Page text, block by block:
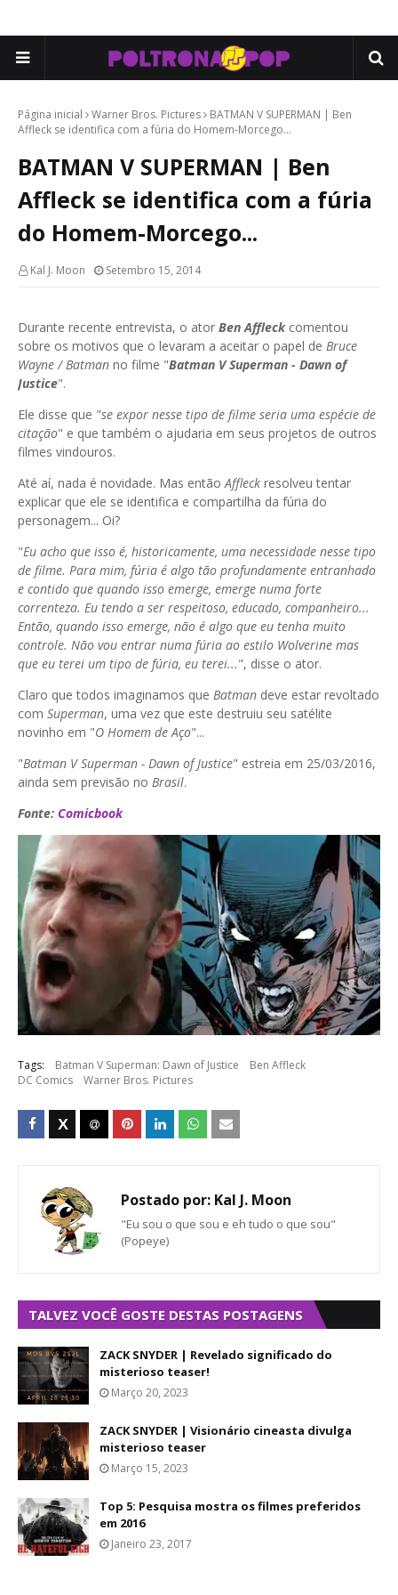
Página inicial Warner Bros. Pictures
BATMAN V SUPERMAN | Ben
Affleck se identifica com a fúria do Homem-Morcego...
BATMAN V SUPERMAN | Ben
Affleck se identifica com a fúria
do Homem-Morcego...
Kal J. Moon Setembro 15, 2014
Durante recente entrevista, o ator Ben Affleckcomentou
sobre os motivos que o levaram a aceitar o papel de Bruce
Wayne / Batman no filme "Batman V Superman - Dawn of
Justice".
Ele disse que "se expor nesse tipo de filme seria uma espécie de
citação" e que também o ajudaria em seus projetos de outros
filmes vindouros.
Até aí, nada é novidade. Mas entãoAffleck resolveu tentar
explicar que ele se identifica e compartilha da fúria do
personagem... Oi?
"Eu acho que isso é, historicamente, uma necessidade nesse tipo
de filme. Para mim, fúria é algo tão profundamente entranhado
e contido que quando isso emerge, emerge numa forte
correnteza. Eu tendo a ser respeitoso, educado, companheiro...
Então, quando isso emerge, não é algo que eu tenha muito
controle. Não vou entrar numa fúria ao estilo Wolverine mas
que eu terei um tipo de fúria, eu terei...", disse o ator.
Claro que todos imaginamos que Batman deve estar revoltado
com Superman, uma vez que este destruiu seu satélite
novinho em "O Homem de Aço"...
"Batman V Superman - Dawn ofJustice" estreia em 25/03/2016,
ainda sem previsão no Brasil.
Fonte: Comicbook
Tags: Batman V Superman: Dawn of Justice
Ben Affleck
DC Comics
Warner Bros. Pictures
Postado por: Kal J. Moon
"Eu sou o que sou e eh tudo o que sou"
(Popeye)
TALVEZ VOCÊ GOSTE DESTAS POSTAGENS
ZACK SNYDER | Revelado significado do
misterioso teaser!
Março 20, 2023
ZACK SNYDER | Visionário cineasta divulga
misterioso teaser
Março 15, 2023
Top 5: Pesquisa mostra os filmes preferidos
em 2016
Janeiro 23, 2017